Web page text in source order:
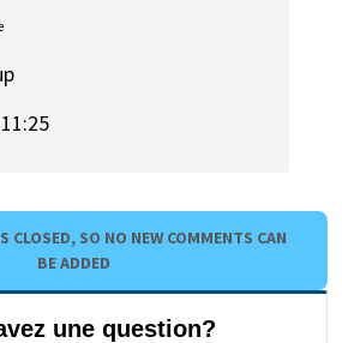
CLOSED, SO NO NEW COMMENTS CAN
BE ADDED
une question?